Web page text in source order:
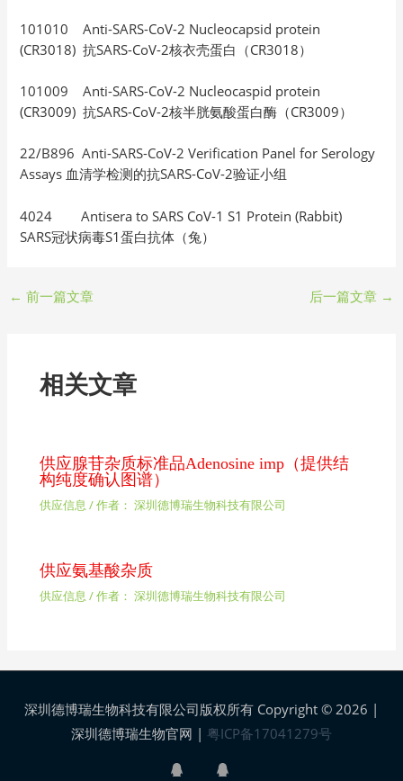
101010 Anti-SARS-CoV-2 Nucleocapsid protein
(CR3018) 抗SARS-CoV-2核衣壳蛋白（CR3018）
101009 Anti-SARS-CoV-2 Nucleocaspid protein
(CR3009) 抗SARS-CoV-2核半胱氨酸蛋白酶（CR3009）
22/B896 Anti-SARS-CoV-2 Verification Panel for Serology
Assays 血清学检测的抗SARS-CoV-2验证小组
4024 Antisera to SARS CoV-1 S1 Protein (Rabbit)
SARS冠状病毒S1蛋白抗体（兔）
← 前一篇文章 后一篇文章 →
相关文章
供应腺苷杂质标准品Adenosine imp（提供结
构纯度确认图谱）
供应信息 / 作者： 深圳德博瑞生物科技有限公司
供应氨基酸杂质
供应信息 / 作者： 深圳德博瑞生物科技有限公司
深圳德博瑞生物科技有限公司版权所有 Copyright © 2026 |
深圳德博瑞生物官网 | 粤ICP备17041279号